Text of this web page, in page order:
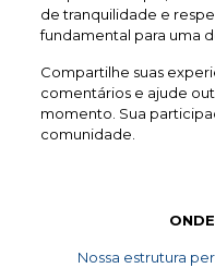
de tranquilidade e
fundamental para uma
Compartilhe suas
comentários e ajude
momento. Sua
comunidade.
Nossa estrutura